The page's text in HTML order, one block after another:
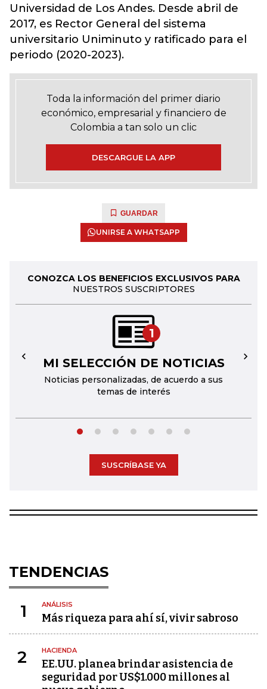
Universidad de Los Andes. Desde abril de
2017, es Rector General del sistema
universitario Uniminuto y ratificado para el
periodo (2020-2023).
Toda la información del primer diario
económico, empresarial y financiero de
Colombia a tan solo un clic
DESCARGUE LA APP
GUARDAR
UNIRSE A WHATSAPP
CONOZCA LOS BENEFICIOS EXCLUSIVOS PARA
NUESTROS SUSCRIPTORES
1
MI SELECCIÓN DE NOTICIAS
Noticias personalizadas, de acuerdo a sus
temas de interés
← →
SUSCRÍBASE YA
TENDENCIAS
1 ANÁLISIS
Más riqueza para ahí sí, vivir sabroso
2 HACIENDA
EE.UU. planea brindar asistencia de
seguridad por US$1.000 millones al